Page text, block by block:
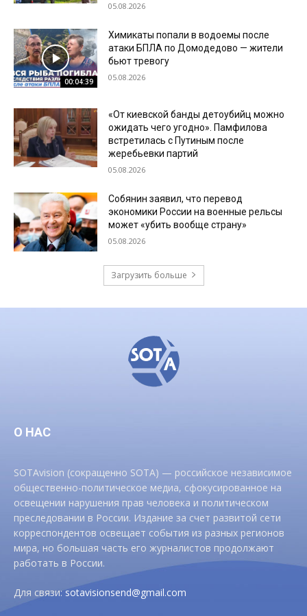
05.08.2026
00:04:39
Химикаты попали в водоемы после
атаки БПЛА по Домодедово — жители
бьют тревогу
05.08.2026
«От киевской банды детоубийц можно
ожидать чего угодно». Памфилова
встретилась с Путиным после
жеребьевки партий
05.08.2026
Собянин заявил, что перевод
экономики России на военные рельсы
может «убить вообще страну»
05.08.2026
Загрузить больше
О НАС
SOTAvision (сокращенно SOTA) — российское независимое
общественно-политическое медиа, сфокусированное на
освещении нарушения прав человека и политическом
преследовании в России. Издание за счет развитой сети
корреспондентов освещает события из разных регионов
мира, но большая часть его журналистов продолжают
работать в России.
Для связи:sotavisionsend@gmail.com